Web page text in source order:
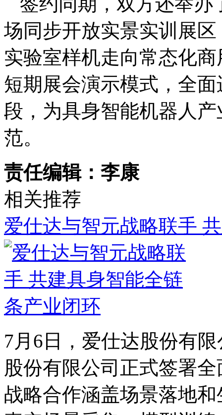
场同步开放实景实训展
实验室样机走向常态化
短期展会演示模式，全
段，为具身智能机器人
范。
责任编辑：李康
相关推荐
爱仕达与智元战略联手
7月6日，爱仕达股份有
股份有限公司正式签署
战略合作涵盖场景落地